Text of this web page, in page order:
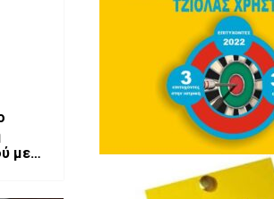
με